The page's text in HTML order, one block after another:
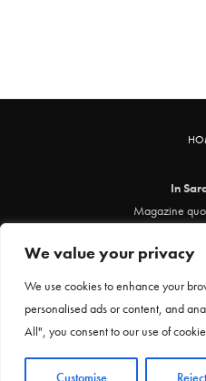
We value your privacy
We use cookies to enhance your
personalised ads or content, and
All", you consent to our use of
Customise
In
Magazine
Direttore responsabile
Piazza Santa
P.IVA
Testata online registrata al Tribunale